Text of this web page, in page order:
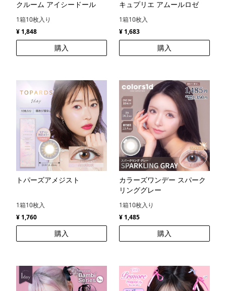
クルーム アイシードール
1箱10枚入り
¥ 1,848
購入
キュプリエ アムールロゼ
1箱10枚入
¥ 1,683
購入
トパーズアメジスト
1箱10枚入
¥ 1,760
購入
カラーズワンデー スパーク
リンググレー
1箱10枚入り
¥ 1,485
購入